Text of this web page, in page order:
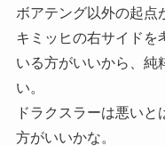
ボアテング以外の起点
キミッヒの右サイドを
いる方がいいから、純
い。
ドラクスラーは悪い
方がいいかな。